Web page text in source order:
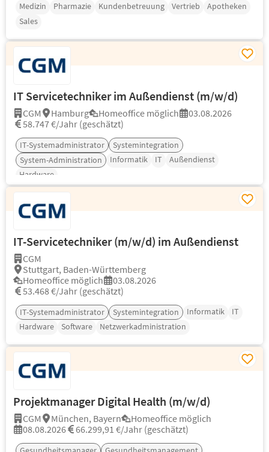
Medizin Pharmazie Kundenbetreuung Vertrieb
Apotheken
Sales
IT Servicetechniker im Außendienst (m/w/d)
CGM Hamburg Homeoffice möglich
03.08.2026
58.747 €/Jahr (geschätzt)
IT-Systemadministrator
Systemintegration
System-Administration
Informatik IT
Außendienst
Hardware
IT-Servicetechniker (m/w/d) im Außendienst
CGM
Stuttgart, Baden-Württemberg
Homeoffice möglich
03.08.2026
53.468 €/Jahr (geschätzt)
IT-Systemadministrator Systemintegration Informatik
IT
Hardware
Software Netzwerkadministration
Projektmanager Digital Health (m/w/d)
CGM München, Bayern
Homeoffice möglich
08.08.2026
66.299,91 €/Jahr (geschätzt)